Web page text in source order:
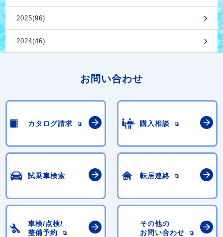
2025(96)
2024(46)
お問い合わせ
カタログ請求 購入相談
試乗車検索 転居連絡
車検/点検/
整備予約
その他の
お問い合わせ